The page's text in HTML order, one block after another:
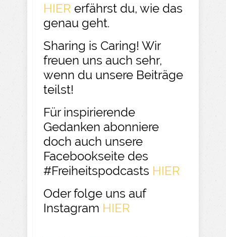
HIER erfährst du, wie das
genau geht.
Sharing is Caring! Wir
freuen uns auch sehr,
wenn du unsere Beiträge
teilst!
Für inspirierende
Gedanken abonniere
doch auch unsere
Facebookseite des
#Freiheitspodcasts HIER
Oder folge uns auf
Instagram HIER